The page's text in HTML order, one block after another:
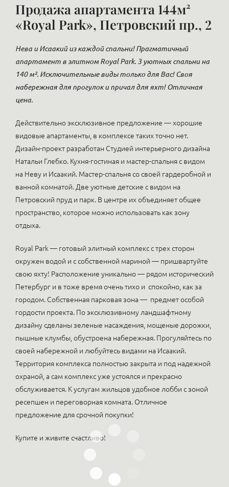
Продажа апартамента 144м²
«Royal Park», Петровский пр., 2
Нева и Исаакий из каждой спальни! Прагматичный
апартамент в элитном Royal Park. 3 уютных спальни на
140 м². Исключительные виды только для Вас! Своя
набережная для прогулок и причал для яхт! Отличная
цена.
Действительно эксклюзивное предложение — хорошие
видовые апартаменты, в комплексе таких точно нет.
Дизайн-проект разработан Студией интерьерного дизайна
Натальи Глебко. Кухня-гостиная и мастер-спальня с видом
на Неву и Исаакий. Мастер-спальня со своей гардеробной и
ванной комнатой. Две уютные детские с видом на
Петровский пруд и парк. В центре их объединяет общее
пространство, которое можно использовать как зону
отдыха.
Royal Park — готовый элитный комплекс с трех сторон
окружен водой и с собственной мариной — пришвартуйте
свою яхту! Расположение уникально — рядом исторический
Петербург и в тоже время очень тихо и спокойно, как за
городом. Собственная парковая зона — предмет особой
гордости проекта. По эксклюзивному ландшафтному
дизайну сделаны зеленые насаждения, мощеные дорожки,
пышные клумбы, обустроена набережная. Прогуляйтесь по
своей набережной и любуйтесь видами на Исаакий.
Территория комплекса полностью закрыта и под надежной
охраной, а сам комплекс уже устоялся и прекрасно
обслуживается. К услугам жильцов удобное лобби с зоной
ресепшен и переговорная комната. Отличное
предложение для срочной покупки!
Купите и живите счастливо!